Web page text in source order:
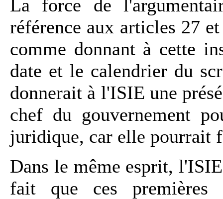
La force de
référence aux articles 27
comme donnant à cette
date et le calendrier du
donnerait à l'ISIE une
chef du gouvernement
juridique, car elle pourrait
Dans le même esprit,
fait que ces